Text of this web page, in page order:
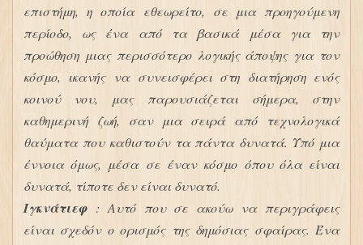
επιστήμη, η οποία εθεωρείτο, σε μια προηγούμενη
περίοδο, ως ένα από τα βασικά μέσα για την
προώθηση μιας περισσότερο λογικής άποψης για τον
κόσμο, ικανής να συνεισφέρει στη διατήρηση ενός
κοινού νου, μας παρουσιάζεται σήμερα, στην
καθημερινή ζωή, σαν μια σειρά από τεχνολογικά
θαύματα που καθιστούν τα πάντα δυνατά. Υπό μια
έννοια όμως, μέσα σε έναν κόσμο όπου όλα είναι
δυνατά, τίποτε δεν είναι δυνατό.
Ιγκνάτιεφ: Αυτό που σε ακούω να περιγράφεις
είναι σχεδόν ο ορισμός της δημόσιας σφαίρας. Ένα